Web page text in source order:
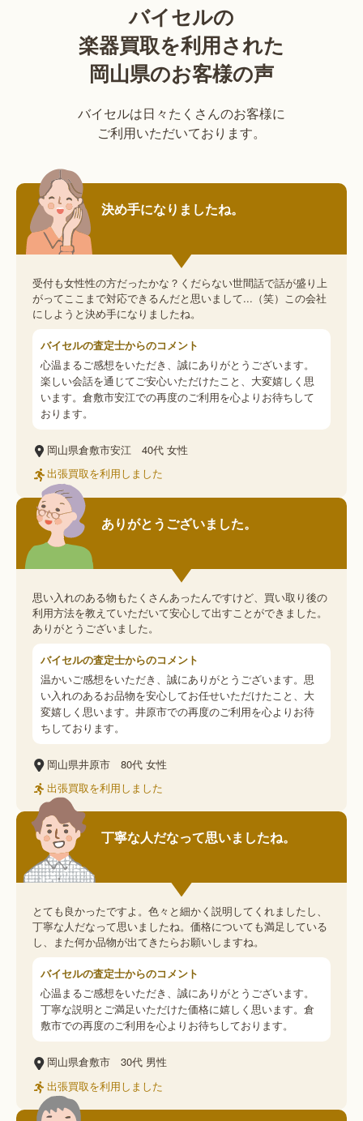
バイセルの
楽器買取を利用された
岡山県のお客様の声
バイセルは日々たくさんのお客様に
ご利用いただいております。
決め手になりましたね。
受付も女性性の方だったかな？くだらない世間話で話が盛り上
がってここまで対応できるんだと思いまして...（笑）この会社
にしようと決め手になりましたね。
バイセルの査定士からのコメント
心温まるご感想をいただき、誠にありがとうございます。
楽しい会話を通じてご安心いただけたこと、大変嬉しく思
います。倉敷市安江での再度のご利用を心よりお待ちして
おります。
岡山県倉敷市安江 40代 女性
出張買取を利用しました
ありがとうございました。
思い入れのある物もたくさんあったんですけど、買い取り後の
利用方法を教えていただいて安心して出すことができました。
ありがとうございました。
バイセルの査定士からのコメント
温かいご感想をいただき、誠にありがとうございます。思
い入れのあるお品物を安心してお任せいただけたこと、大
変嬉しく思います。井原市での再度のご利用を心よりお待
ちしております。
岡山県井原市 80代 女性
出張買取を利用しました
丁寧な人だなって思いましたね。
とても良かったですよ。色々と細かく説明してくれましたし、
丁寧な人だなって思いましたね。価格についても満足している
し、また何か品物が出てきたらお願いしますね。
バイセルの査定士からのコメント
心温まるご感想をいただき、誠にありがとうございます。
丁寧な説明とご満足いただけた価格に嬉しく思います。倉
敷市での再度のご利用を心よりお待ちしております。
岡山県倉敷市 30代 男性
出張買取を利用しました